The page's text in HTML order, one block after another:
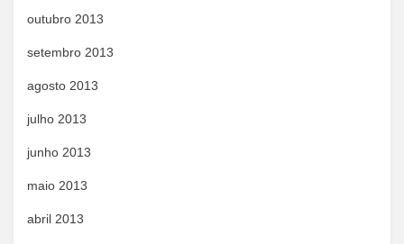
outubro 2013
setembro 2013
agosto 2013
julho 2013
junho 2013
maio 2013
abril 2013